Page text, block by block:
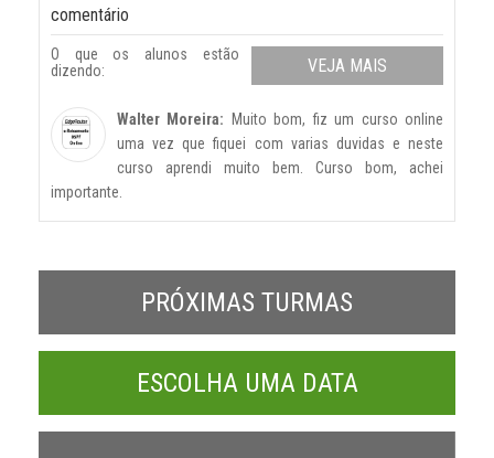
comentário
O que os alunos estão
dizendo:
VEJA MAIS
Walter Moreira: Muito bom, fiz um curso online
uma vez que fiquei com varias duvidas e neste
curso aprendi muito bem. Curso bom, achei
importante.
PRÓXIMAS TURMAS
ESCOLHA UMA DATA